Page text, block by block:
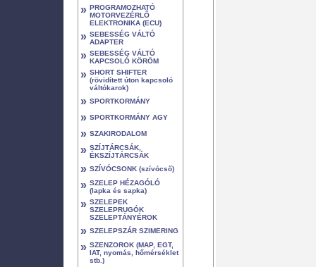
» PROGRAMOZHATÓ
MOTORVEZÉRLŐ
ELEKTRONIKA (ECU)
» SEBESSÉG VÁLTÓ
ADAPTER
» SEBESSÉG VÁLTÓ
KAPCSOLÓ KÖRÖM
» SHORT SHIFTER
(rövidített úton kapcsoló
váltókarok)
» SPORTKORMÁNY
» SPORTKORMÁNY AGY
» SZAKIRODALOM
» SZÍJTÁRCSÁK,
ÉKSZÍJTÁRCSÁK
» SZÍVÓCSONK (szívócső)
» SZELEP HÉZAGÓLÓ
(lapka és sapka)
» SZELEPEK
SZELEPRUGÓK
SZELEPTÁNYÉROK
» SZELEPSZÁR SZIMERING
» SZENZOROK (MAP, EGT,
IAT, nyomás, hőmérséklet
stb.)